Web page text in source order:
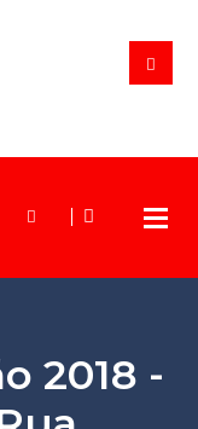
2018 -